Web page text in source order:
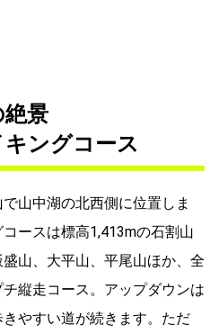
景
ングコース
山中湖の北西側に位置しま
ースは標高1,413mの石割山
山、大平山、平尾山ほか、全
縦走コース。アップダウンは
やすい道が続きます。ただ